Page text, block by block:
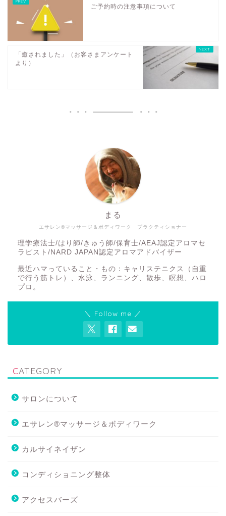
ご予約時の注意事項について
「癒されました」（お客さまアンケート
より）
エサレン®マッサージ＆ボディワーク プラクティショナー
まる
理学療法士/はり師/きゅう師/保育士/AEAJ認定アロマセ
ラピスト/NARD JAPAN認定アロマアドバイザー
最近ハマっていること・もの：キャリステニクス（自重
で行う筋トレ）、水泳、ランニング、散歩、瞑想、ハロ
プロ。
＼ Follow me ／
CATEGORY
サロンについて
エサレン®マッサージ＆ボディワーク
カルサイネイザン
コンディショニング整体
アクセスバーズ